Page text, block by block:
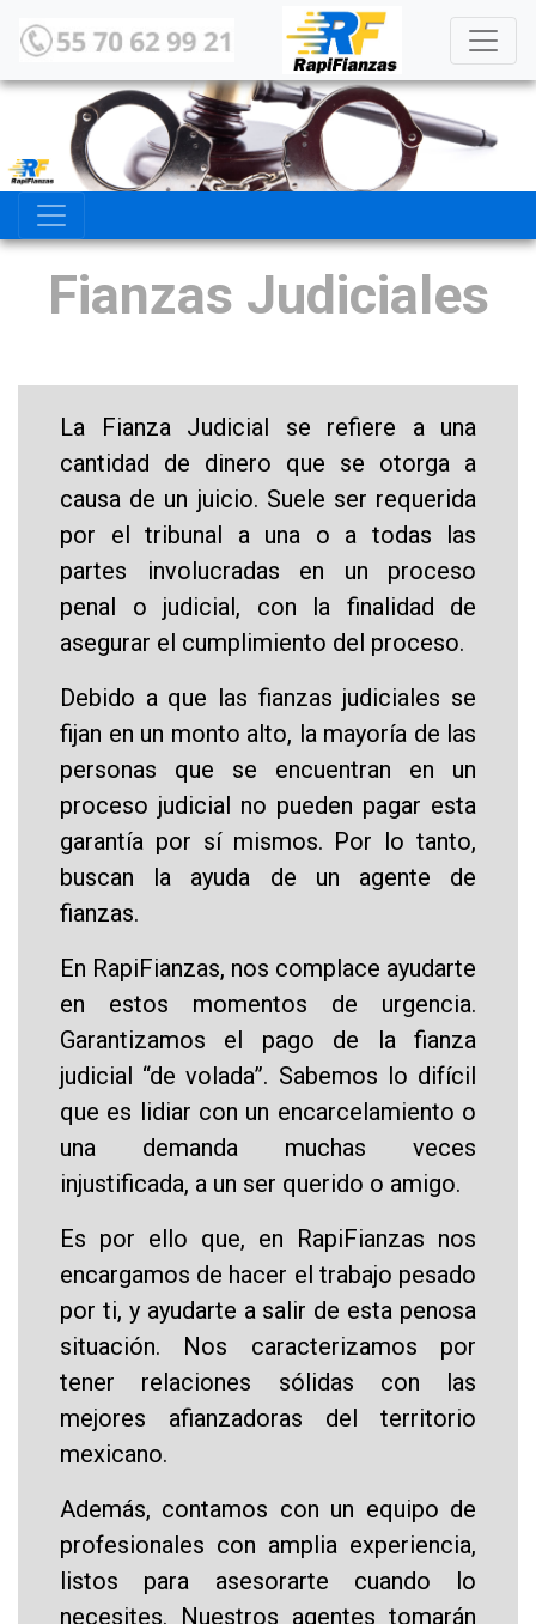
Fianzas Judiciales
La Fianza Judicial se refiere a una
cantidad de dinero que se otorga a
causa de un juicio. Suele ser requerida
por el tribunal a una o a todas las
partes involucradas en un proceso
penal o judicial, con la finalidad de
asegurar el cumplimiento del proceso.
Debido a que las fianzas judiciales se
fijan en un monto alto, la mayoría de las
personas que se encuentran en un
proceso judicial no pueden pagar esta
garantía por sí mismos. Por lo tanto,
buscan la ayuda de un agente de
fianzas.
En RapiFianzas, nos complace ayudarte
en estos momentos de urgencia.
Garantizamos el pago de la fianza
judicial “de volada”. Sabemos lo difícil
que es lidiar con un encarcelamiento o
una demanda muchas veces
injustificada, a un ser querido o amigo.
Es por ello que, en RapiFianzas nos
encargamos de hacer el trabajo pesado
por ti, y ayudarte a salir de esta penosa
situación. Nos caracterizamos por
tener relaciones sólidas con las
mejores afianzadoras del territorio
mexicano.
Además, contamos con un equipo de
profesionales con amplia experiencia,
listos para asesorarte cuando lo
necesites. Nuestros agentes tomarán